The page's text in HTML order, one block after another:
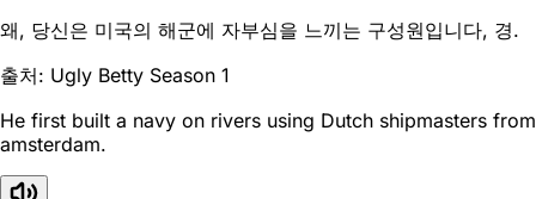
왜, 당신은 미국의 해군에 자부심을 느끼는 구성원입니다, 경.
출처: Ugly Betty Season 1
He first built a navy on rivers using Dutch shipmasters from
amsterdam.